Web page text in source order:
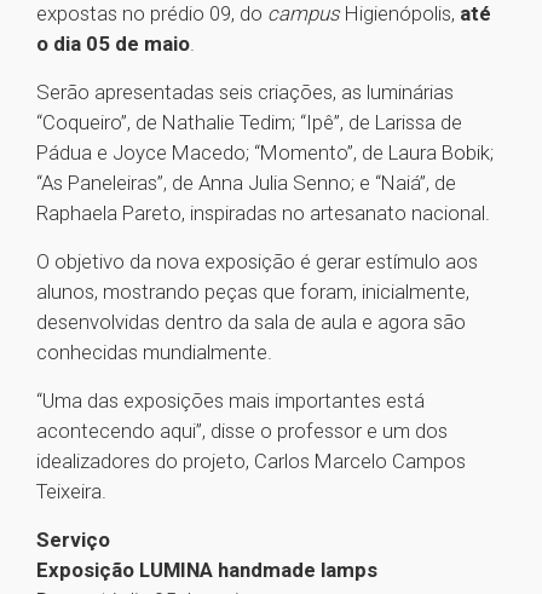
expostas no prédio 09, do campus Higienópolis, até
o dia 05 de maio.
Serão apresentadas seis criações, as luminárias
“Coqueiro”, de Nathalie Tedim; “Ipê”, de Larissa de
Pádua e Joyce Macedo; “Momento”, de Laura Bobik;
“As Paneleiras”, de Anna Julia Senno; e “Naiá”, de
Raphaela Pareto, inspiradas no artesanato nacional.
O objetivo da nova exposição é gerar estímulo aos
alunos, mostrando peças que foram, inicialmente,
desenvolvidas dentro da sala de aula e agora são
conhecidas mundialmente.
“Uma das exposições mais importantes está
acontecendo aqui”, disse o professor e um dos
idealizadores do projeto, Carlos Marcelo Campos
Teixeira.
Serviço
Exposição LUMINA handmade lamps